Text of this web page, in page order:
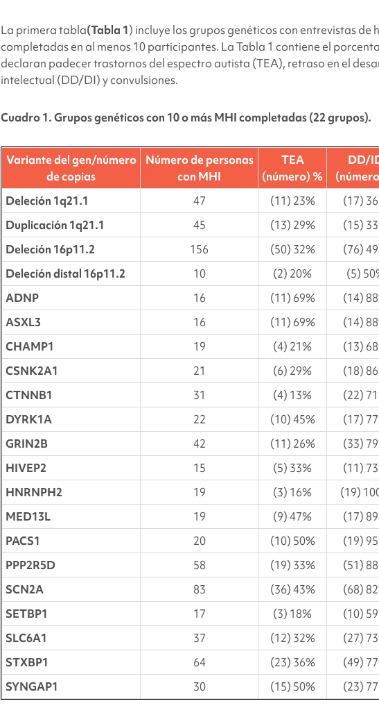
La primera tabla(Tabla 1) incluye los grupos genéticos con entrevistas de
completadas en al menos 10 participantes. La Tabla 1 contiene el
declaran padecer trastornos del espectro autista (TEA), retraso en el
intelectual (DD/DI) y convulsiones.
Cuadro 1. Grupos genéticos con 10 o más MHI completadas (22 grupos).
Variante del gen/número
de copias
Número de personas
con MHI
TEA
(número) %
DD/
Deleción 1q21.1
47 (11) 23% (17)
Duplicación 1q21.1
45 (13) 29% (15)
Deleción 16p11.2
156 (50) 32% (76)
Deleción distal 16p11.2
10 (2) 20% (5)
ADNP
16 (11) 69% (14)
ASXL3
16 (11) 69% (14)
CHAMP1
19 (4) 21% (13)
CSNK2A1
21 (6) 29% (18)
CTNNB1
31 (4) 13% (22)
DYRK1A
22 (10) 45% (17)
GRIN2B
42 (11) 26% (33)
HIVEP2
15 (5) 33% (11)
HNRNPH2
19 (3) 16% (19)
MED13L
19 (9) 47% (17)
PACS1
20 (10) 50% (19)
PPP2R5D
58 (19) 33% (51)
SCN2A
83 (36) 43% (68)
SETBP1
17 (3) 18% (10)
SLC6A1
37 (12) 32% (27)
STXBP1
64 (23) 36% (49)
SYNGAP1
30 (15) 50% (23)